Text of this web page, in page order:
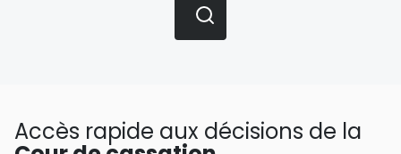
Accès rapide aux décisions de la